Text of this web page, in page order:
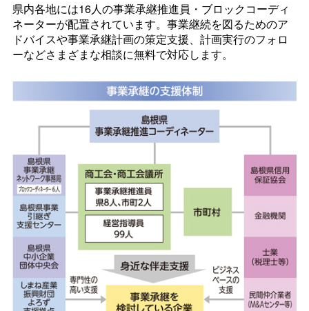
県内各地には16人の事業承継推進員・ブロックコーディ
ネーターが配置されています。事業継続を図るためのア
ドバイスや事業承継計画の策定支援、計画実行のフォロ
ーなどさまざまな相談に無料で対応します。